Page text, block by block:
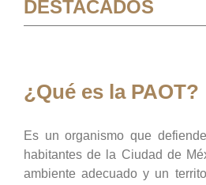
DESTACADOS
¿Qué es la PAOT?
Es un organismo que
habitantes de la Ciudad de
ambiente adecuado y un